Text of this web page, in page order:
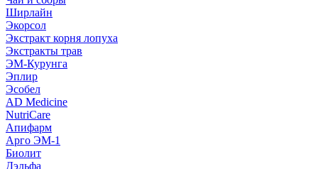
Ширлайн
Экорсол
Экстракт корня лопуха
Экстракты трав
ЭМ-Курунга
Эплир
Эсобел
AD Medicine
NutriCare
Апифарм
Арго ЭМ-1
Биолит
Дэльфа